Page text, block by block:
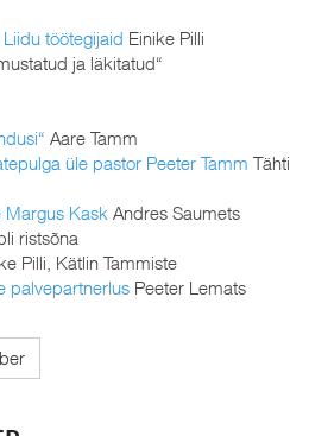
töötegijaid Einike Pilli
ja läkitatud“
Aare Tamm
üle pastor Peeter Tamm Tähti
Margus Kask Andres Saumets
ristsõna
Pilli, Kätlin Tammiste
palvepartnerlus Peeter Lemats